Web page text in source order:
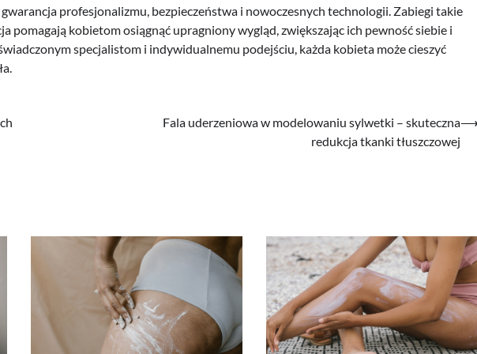
profesjonalizmu, bezpieczeństwa i nowoczesnych technologii. Zabiegi takie
pomagają kobietom osiągnąć upragniony wygląd, zwiększając ich pewność siebie i
specjalistom i indywidualnemu podejściu, każda kobieta może cieszyć
Fala uderzeniowa w modelowaniu sylwetki – skuteczna
redukcja tkanki tłuszczowej